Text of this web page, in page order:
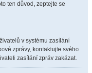
ten důvod, zeptejte se
v systému zasílání
zprávy, kontaktujte svého
zasílání zpráv zakázat.